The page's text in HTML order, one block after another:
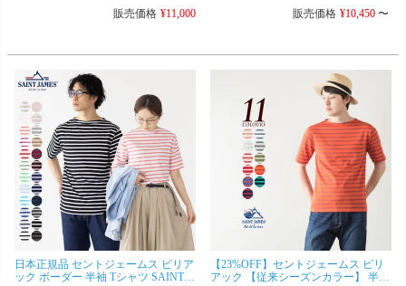
販売価格 ¥11,000
ンズ [ネコポス可]販売価格 ¥10,450 〜
日本正規品 セントジェームス ピリア
ック ボーダー 半袖 Tシャツ SAINT
【23%OFF】セントジェームス ピリ
アック 【従来シーズンカラー】 半袖